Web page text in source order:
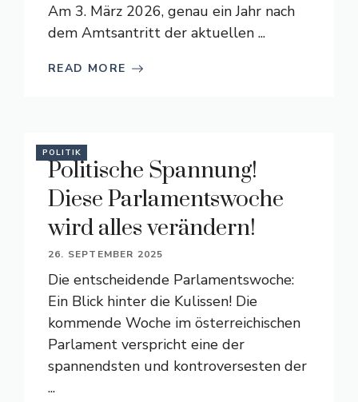
Am 3. März 2026, genau ein Jahr nach
dem Amtsantritt der aktuellen ...
READ MORE
POLITIK
Politische Spannung!
Diese Parlamentswoche
wird alles verändern!
26. SEPTEMBER 2025
Die entscheidende Parlamentswoche:
Ein Blick hinter die Kulissen! Die
kommende Woche im österreichischen
Parlament verspricht eine der
spannendsten und kontroversesten der
...